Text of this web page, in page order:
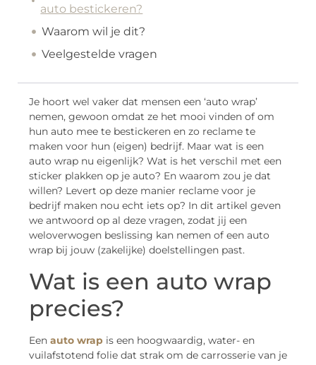
auto bestickeren?
Waarom wil je dit?
Veelgestelde vragen
Je hoort wel vaker dat mensen een ‘auto wrap’
nemen, gewoon omdat ze het mooi vinden of om
hun auto mee te bestickeren en zo reclame te
maken voor hun (eigen) bedrijf. Maar wat is een
auto wrap nu eigenlijk? Wat is het verschil met een
sticker plakken op je auto? En waarom zou je dat
willen? Levert op deze manier reclame voor je
bedrijf maken nou echt iets op? In dit artikel geven
we antwoord op al deze vragen, zodat jij een
weloverwogen beslissing kan nemen of een auto
wrap bij jouw (zakelijke) doelstellingen past.
Wat is een auto wrap
precies?
Een auto wrap is een hoogwaardig, water- en
vuilafstotend folie dat strak om de carrosserie van je